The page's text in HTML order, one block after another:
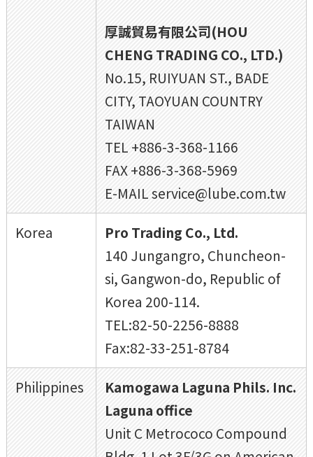
厚誠貿易有限公司(HOU
CHENG TRADING CO., LTD.)
No.15, RUIYUAN ST., BADE
CITY, TAOYUAN COUNTRY
TAIWAN
TEL +886-3-368-1166
FAX +886-3-368-5969
E-MAIL service@lube.com.tw
Korea
Pro Trading Co., Ltd.
140 Jungangro, Chuncheon-
si, Gangwon-do, Republic of
Korea 200-114.
TEL:82-50-2256-8888
Fax:82-33-251-8784
Philippines
Kamogawa Laguna Phils. Inc.
Laguna office
Unit C Metrococo Compound